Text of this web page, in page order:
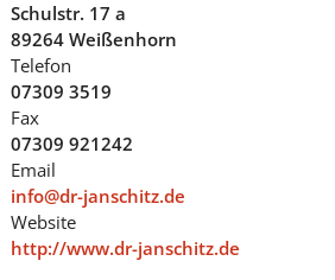
Schulstr. 17 a
89264 Weißenhorn
Telefon
07309 3519
Fax
07309 921242
Email
info@dr-janschitz.de
Website
http://www.dr-janschitz.de